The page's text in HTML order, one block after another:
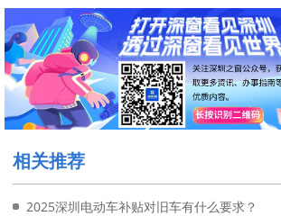
相关推荐
2025深圳电动车补贴对旧车有什么要求？